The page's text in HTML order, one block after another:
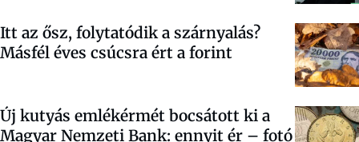
Itt az ősz, folytatódik a szárnyalás?
Másfél éves csúcsra ért a forint
Új kutyás emlékérmét bocsátott ki a
Magyar Nemzeti Bank: ennyit ér – fotó